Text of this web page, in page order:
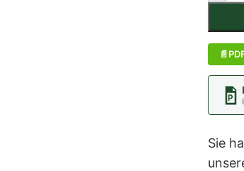
Sie